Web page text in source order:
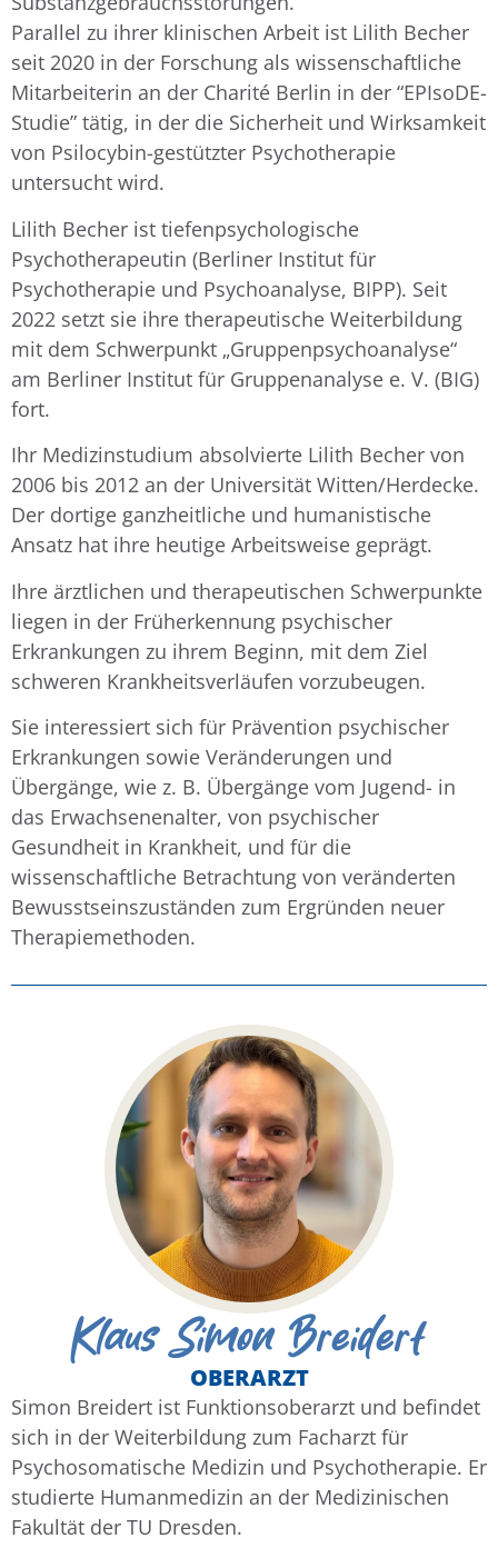
Parallel zu ihrer klinischen Arbeit ist Lilith Becher
seit 2020 in der Forschung als wissenschaftliche
Mitarbeiterin an der Charité Berlin in der “EPIsoDE-
Studie” tätig, in der die Sicherheit und Wirksamkeit
von Psilocybin-gestützter Psychotherapie
untersucht wird.
Lilith Becher ist tiefenpsychologische
Psychotherapeutin (Berliner Institut für
Psychotherapie und Psychoanalyse, BIPP). Seit
2022 setzt sie ihre therapeutische Weiterbildung
mit dem Schwerpunkt „Gruppenpsychoanalyse“
am Berliner Institut für Gruppenanalyse e. V. (BIG)
fort.
Ihr Medizinstudium absolvierte Lilith Becher von
2006 bis 2012 an der Universität Witten/Herdecke.
Der dortige ganzheitliche und humanistische
Ansatz hat ihre heutige Arbeitsweise geprägt.
Ihre ärztlichen und therapeutischen Schwerpunkte
liegen in der Früherkennung psychischer
Erkrankungen zu ihrem Beginn, mit dem Ziel
schweren Krankheitsverläufen vorzubeugen.
Sie interessiert sich für Prävention psychischer
Erkrankungen sowie Veränderungen und
Übergänge, wie z. B. Übergänge vom Jugend- in
das Erwachsenenalter, von psychischer
Gesundheit in Krankheit, und für die
wissenschaftliche Betrachtung von veränderten
Bewusstseinszuständen zum Ergründen neuer
Therapiemethoden.
Klaus Simon Breidert
OBERARZT
Simon Breidert ist Funktionsoberarzt und befindet
sich in der Weiterbildung zum Facharzt für
Psychosomatische Medizin und Psychotherapie. Er
studierte Humanmedizin an der Medizinischen
Fakultät der TU Dresden.